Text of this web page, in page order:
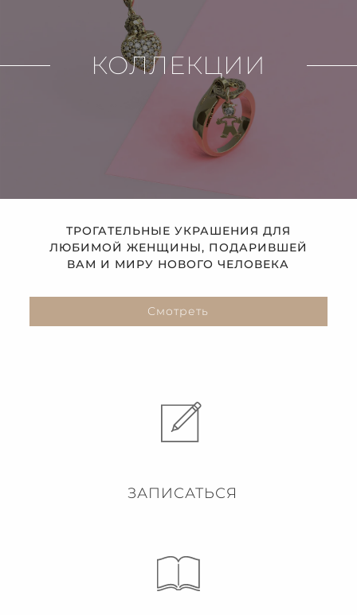
КОЛЛЕКЦИИ
ТРОГАТЕЛЬНЫЕ УКРАШЕНИЯ ДЛЯ
ЛЮБИМОЙ ЖЕНЩИНЫ, ПОДАРИВШЕЙ
ВАМ И МИРУ НОВОГО ЧЕЛОВЕКА
Смотреть
ЗАПИСАТЬСЯ